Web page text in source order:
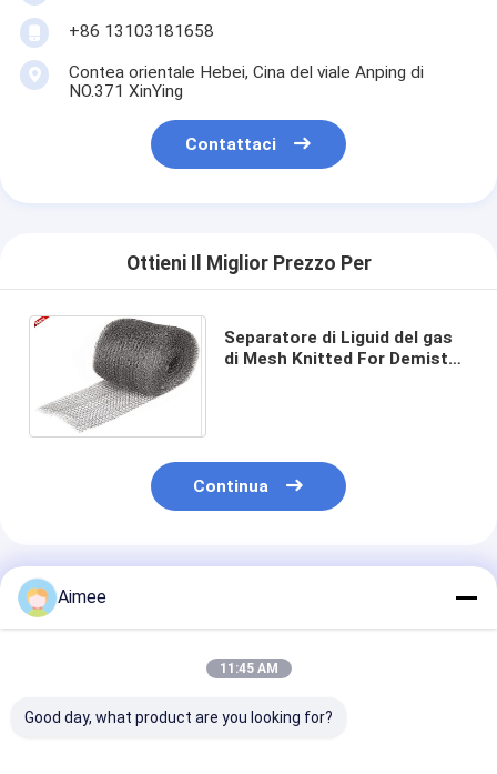
+86 13103181658
Contea orientale Hebei, Cina del viale Anping di
NO.371 XinYing
Contattaci
Ottieni Il Miglior Prezzo Per
Separatore di Liguid del gas
di Mesh Knitted For Demister
Continua
Prodotti Raccomandati
Aimee
11:45 AM
Good day, what product are you looking for?